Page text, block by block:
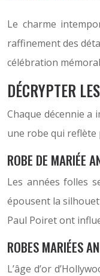
Le charme
raffinement des
célébration
DÉCRYPTER
Chaque décennie
une robe qui reflète
ROBE DE MARIÉE
Les années folles
épousent la
Paul Poiret ont
ROBES MARIÉES
L’âge d’or